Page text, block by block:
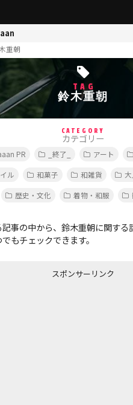
重朝
TAG
鈴木重朝
CATEGORY
カテゴリー
PR _終了_ アート
ル 和菓子 和雑貨
歴史・文化 着物・和服
事の中から、鈴木重朝に関す
もチェックできます。
スポンサーリンク